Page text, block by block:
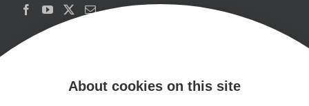
About cookies on this site